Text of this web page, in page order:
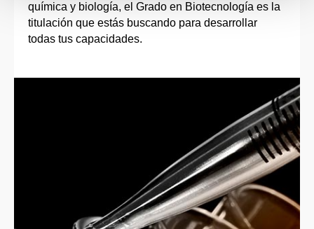
química y biología, el Grado en Biotecnología es la
titulación que estás buscando para desarrollar
todas tus capacidades.